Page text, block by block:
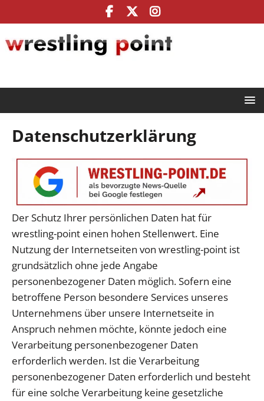
Datenschutzerklärung
Der Schutz Ihrer persönlichen Daten hat für
wrestling-point einen hohen Stellenwert. Eine
Nutzung der Internetseiten von wrestling-point ist
grundsätzlich ohne jede Angabe
personenbezogener Daten möglich. Sofern eine
betroffene Person besondere Services unseres
Unternehmens über unsere Internetseite in
Anspruch nehmen möchte, könnte jedoch eine
Verarbeitung personenbezogener Daten
erforderlich werden. Ist die Verarbeitung
personenbezogener Daten erforderlich und besteht
für eine solche Verarbeitung keine gesetzliche